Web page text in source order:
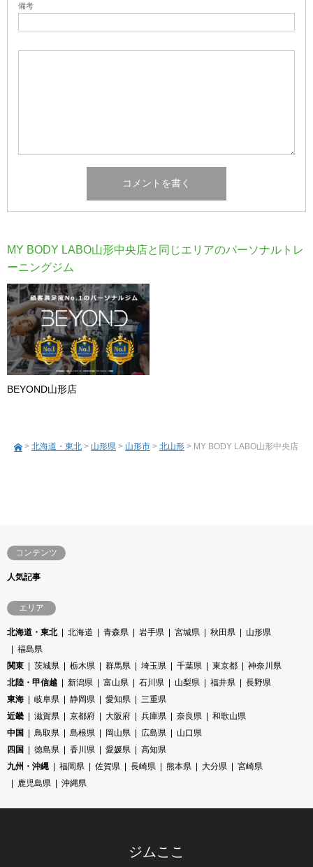
備考
MY BODY LABO山形中央店と同じエリアのパーソナルトレ
ーニングジム
BEYOND山形店
> 北海道・東北 > 山形県 > 山形市 > 北山形 > MY BODY LABO山形中央店
コンテンツ
人気記事
エリア
北海道・東北 北海道 青森県 岩手県 宮城県 秋田県
山形県
福島県
関東
茨城県 栃木県 群馬県 埼玉県 千葉県 東京都
神奈川県
北陸・甲信越
新潟県 富山県 石川県 山梨県 福井県
長野県
東海
岐阜県 静岡県 愛知県
三重県
近畿
滋賀県 京都府 大阪府 兵庫県 奈良県
和歌山県
中国
鳥取県 島根県 岡山県 広島県
山口県
四国
徳島県 香川県 愛媛県
高知県
九州・沖縄
福岡県 佐賀県 長崎県 熊本県 大分県
宮崎県
鹿児島県
沖縄県
ジムここ